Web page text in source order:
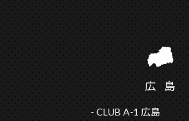
広 島
CLUB A-1 広島